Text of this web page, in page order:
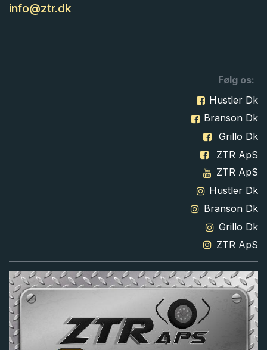
info@ztr.dk
Følg os:
Hustler Dk
Branson Dk
Grillo Dk
ZTR ApS
ZTR ApS
Hustler Dk
Branson Dk
Grillo Dk
ZTR ApS